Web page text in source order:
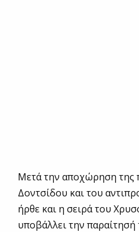
Μετά την αποχώρηση της
Δοντσίδου και του
ήρθε και η σειρά του
υποβάλλει την παραίτησή